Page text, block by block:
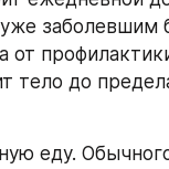
заболевшим
от
тело до
еду.